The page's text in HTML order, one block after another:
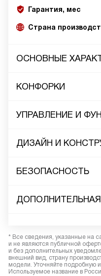
Гарантия, мес
Страна
ОСНОВНЫЕ
КОНФОРКИ
УПРАВЛЕНИЕ И
ДИЗАЙН И
БЕЗОПАСНОСТЬ
* Все сведения, указанные на
и не являются публичной
и без дополнительных
внешний вид, страну
модели. Уточняйте подробную
Используемое название в